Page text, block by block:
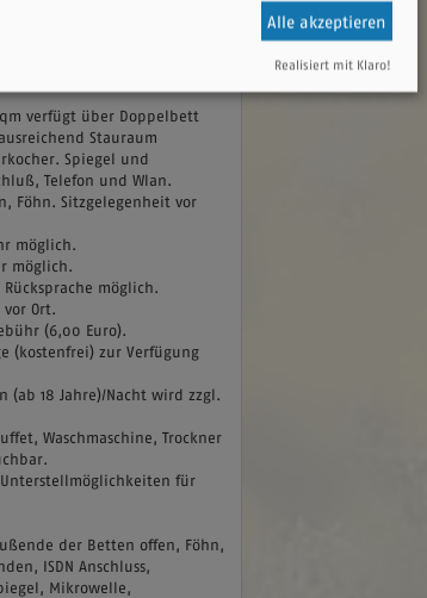
verfügt über Doppelbett
Stauraum
Spiegel und
Telefon und Wlan.
Föhn. Sitzgelegenheit vor
möglich.
möglich.
möglich.
Ort.
(6,00 Euro).
(kostenfrei) zur Verfügung
(ab 18 Jahre)/Nacht wird zzgl.
Waschmaschine, Trockner
für
der Betten offen, Föhn,
ISDN Anschluss,
Mikrowelle,
Alle akzeptieren
Realisiert mit Klaro!